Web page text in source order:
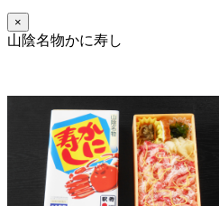
×
山陰名物かに寿し